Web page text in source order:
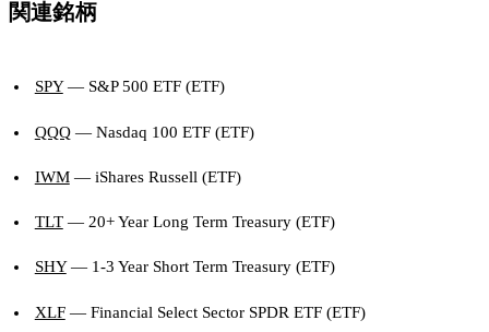
関連銘柄
SPY— S&P 500 ETF (ETF)
QQQ— Nasdaq 100 ETF (ETF)
IWM— iShares Russell (ETF)
TLT— 20+ Year Long Term Treasury (ETF)
SHY— 1-3 Year Short Term Treasury (ETF)
XLF— Financial Select Sector SPDR ETF (ETF)